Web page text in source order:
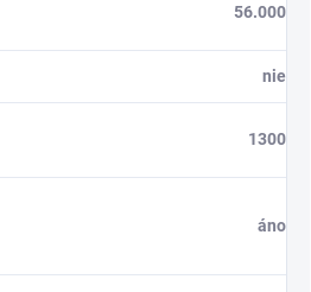
56.000
nie
1300
áno